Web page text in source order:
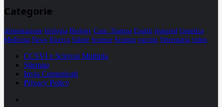
Categorie
alimentazione biologia Biology Com. Stampa Epatiti featured Genetica
Medicina News Ricerca Salute Science Scienza vaccini Veterinaria video
CCSVI e Sclerosi Multipla
Sitemap
Invia Comunicati
Privacy Policy